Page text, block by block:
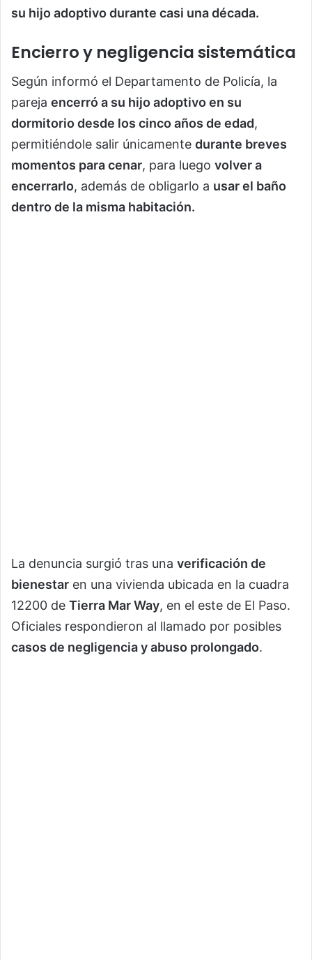
su hijo adoptivo durante casi una década.
Encierro y negligencia sistemática
Según informó el Departamento de Policía, la
pareja encerró a su hijo adoptivo en su
dormitorio desde los cinco años de edad,
permitiéndole salir únicamente durante breves
momentos para cenar, para luego volver a
encerrarlo, además de obligarlo a usar el baño
dentro de la misma habitación.
La denuncia surgió tras una verificación de
bienestar en una vivienda ubicada en la cuadra
12200 de Tierra Mar Way, en el este de El Paso.
Oficiales respondieron al llamado por posibles
casos de negligencia y abuso prolongado.